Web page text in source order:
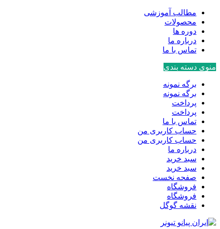
مطالب آموزشی
محصولات
دوره ها
درباره ما
تماس با ما
منوی دسته بندی
برگه نمونه
برگه نمونه
پرداخت
پرداخت
تماس با ما
حساب کاربری من
حساب کاربری من
درباره ما
سبد خرید
سبد خرید
صفحه نخست
فروشگاه
فروشگاه
نقشه گوگل